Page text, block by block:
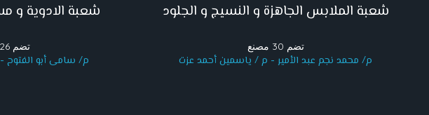
شعبة الملابس الجاهزة و النسيج و الجلود
تضم 30 مصنع
م/ محمد نجم عبد الأمير - م / ياسمين أحمد عزت
شعبة الادوية و
تضم 26 مصنع
م/ سامى أبو